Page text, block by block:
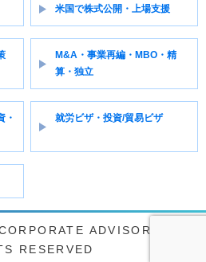
米国で株式公開・上場支援
M&A・事業再編・MBO・精
算・独立
・
就労ビザ・投資/貿易ビザ
ADVISORY ALL
RESERVED